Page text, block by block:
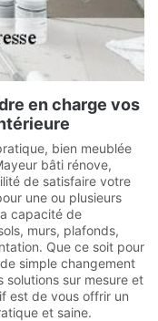
en charge vos
bien meublée
bâti rénove,
de satisfaire votre
une ou plusieurs
capacité de
murs, plafonds,
Que ce soit pour
simple changement
solutions sur mesure et
est de vous offrir un
et saine.